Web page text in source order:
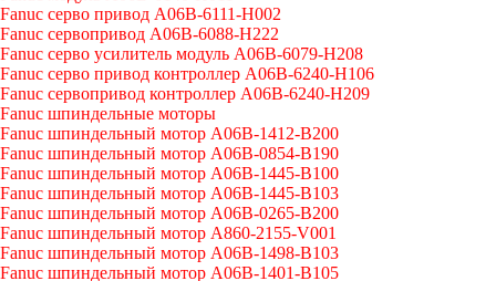
Fanuc серво привод A06B-6111-H002
Fanuc сервопривод A06B-6088-H222
Fanuc серво усилитель модуль A06B-6079-H208
Fanuc серво привод контроллер A06B-6240-H106
Fanuc сервопривод контроллер A06B-6240-H209
Fanuc шпиндельные моторы
Fanuc шпиндельный мотор A06B-1412-B200
Fanuc шпиндельный мотор A06B-0854-B190
Fanuc шпиндельный мотор A06B-1445-B100
Fanuc шпиндельный мотор A06B-1445-B103
Fanuc шпиндельный мотор A06B-0265-B200
Fanuc шпиндельный мотор A860-2155-V001
Fanuc шпиндельный мотор A06B-1498-B103
Fanuc шпиндельный мотор A06B-1401-B105